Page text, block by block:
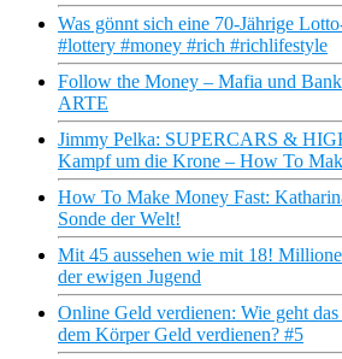
Was gönnt sich eine 70-Jährige
#lottery #money #rich #richlifestyle
Follow the Money – Mafia und
ARTE
Jimmy Pelka: SUPERCARS &
Kampf um die Krone – How To
How To Make Money Fast:
Sonde der Welt!
Mit 45 aussehen wie mit 18!
der ewigen Jugend
Online Geld verdienen: Wie geht
dem Körper Geld verdienen? #5